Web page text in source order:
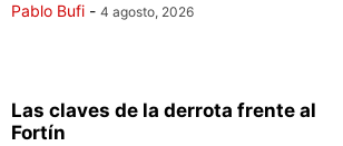
Pablo Bufi - 4 agosto, 2026
Las claves de la derrota frente al
Fortín